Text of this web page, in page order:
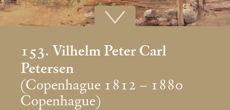
153. Vilhelm Peter Carl
Petersen
(Copenhague 1812 – 1880
Copenhague)